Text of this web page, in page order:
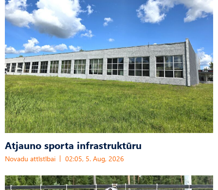
Atjauno sporta infrastruktūru
Novadu attīstībai 02:05, 5. Aug, 2026